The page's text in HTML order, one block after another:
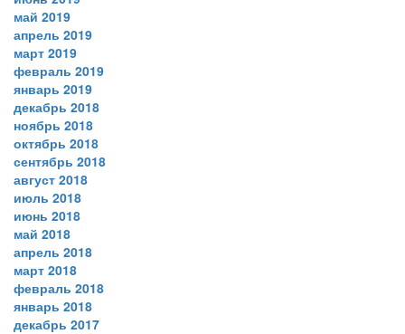
май 2019
апрель 2019
март 2019
февраль 2019
январь 2019
декабрь 2018
ноябрь 2018
октябрь 2018
сентябрь 2018
август 2018
июль 2018
июнь 2018
май 2018
апрель 2018
март 2018
февраль 2018
январь 2018
декабрь 2017